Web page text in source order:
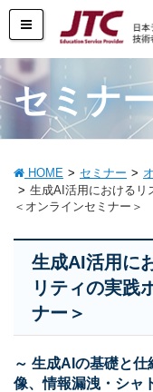
セミナ
HOME セミナー
生成AI活用における
＜オンラインセミナー＞
生成AI活用に
リティの実践
ナー＞
～ 生成AIの基礎と
像、情報漏洩・シャ